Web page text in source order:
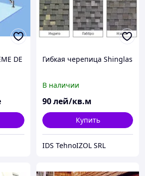
DE
Гибкая черепица Shinglas
В наличии
90лей/кв.м
Купить
IDS TehnoIZOL SRL